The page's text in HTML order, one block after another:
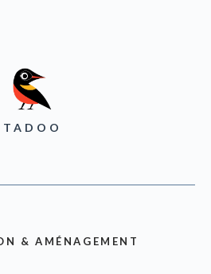
TADOO
& AMÉNAGEMENT